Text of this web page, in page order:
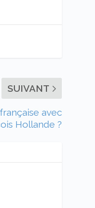
SUIVANT
avec
Hollande ?